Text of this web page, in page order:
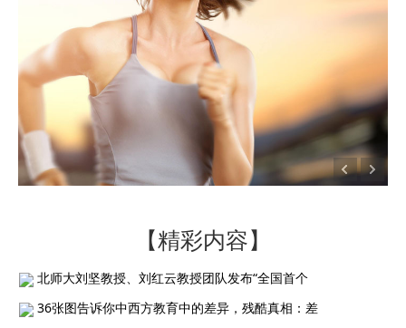
【精彩内容】
北师大刘坚教授、刘红云教授团队发布“全国首个
36张图告诉你中西方教育中的差异，残酷真相：差